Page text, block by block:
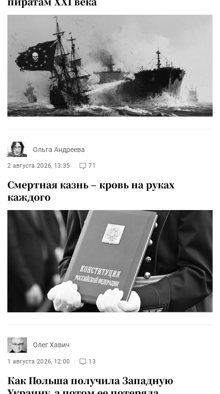
Ольга Андреева
2 августа 2026, 13:35 71
Смертная казнь – кровь на руках
каждого
Олег Хавич
1 августа 2026, 12:00 13
Как Польша получила Западную